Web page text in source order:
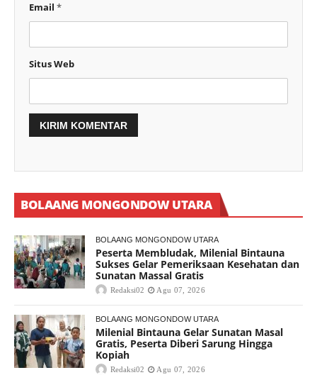
Email *
Situs Web
BOLAANG MONGONDOW UTARA
BOLAANG MONGONDOW UTARA
Peserta Membludak, Milenial Bintauna
Sukses Gelar Pemeriksaan Kesehatan dan
Sunatan Massal Gratis
Redaksi02 Agu 07, 2026
BOLAANG MONGONDOW UTARA
Milenial Bintauna Gelar Sunatan Masal
Gratis, Peserta Diberi Sarung Hingga
Kopiah
Redaksi02 Agu 07, 2026